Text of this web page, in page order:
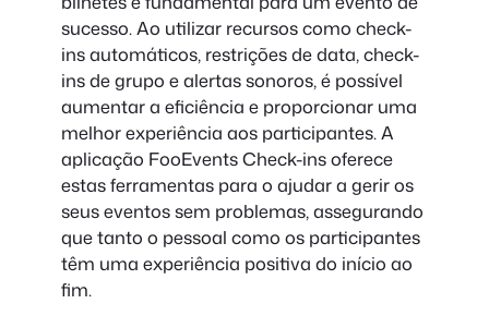
sucesso. Ao utilizar recursos como check-
ins automáticos, restrições de data, check-
ins de grupo e alertas sonoros, é possível
aumentar a eficiência e proporcionar uma
melhor experiência aos participantes. A
aplicação FooEvents Check-ins oferece
estas ferramentas para o ajudar a gerir os
seus eventos sem problemas, assegurando
que tanto o pessoal como os participantes
têm uma experiência positiva do início ao
fim.